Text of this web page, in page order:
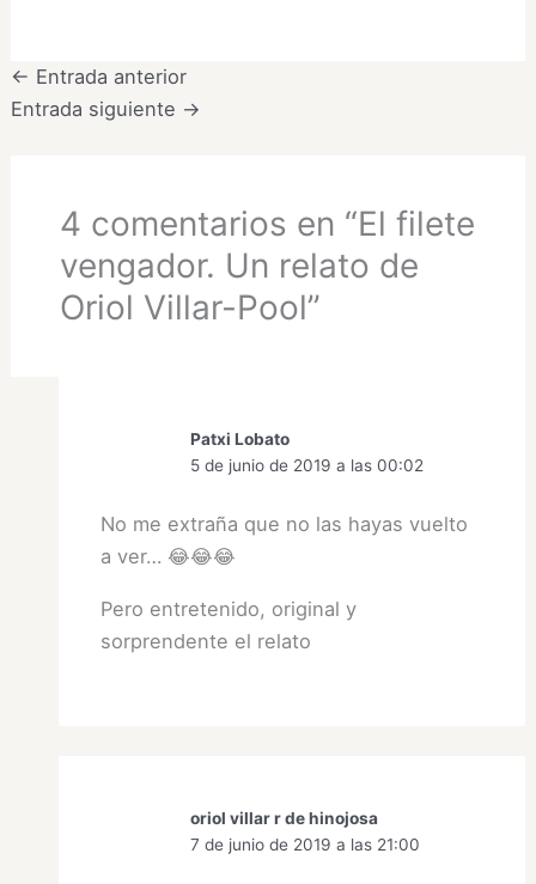
← Entrada anterior
Entrada siguiente →
4 comentarios en “El filete
vengador. Un relato de
Oriol Villar-Pool”
Patxi Lobato
5 de junio de 2019 a las 00:02
No me extraña que no las hayas vuelto
a ver… 😂😂😂
Pero entretenido, original y
sorprendente el relato
oriol villar r de hinojosa
7 de junio de 2019 a las 21:00